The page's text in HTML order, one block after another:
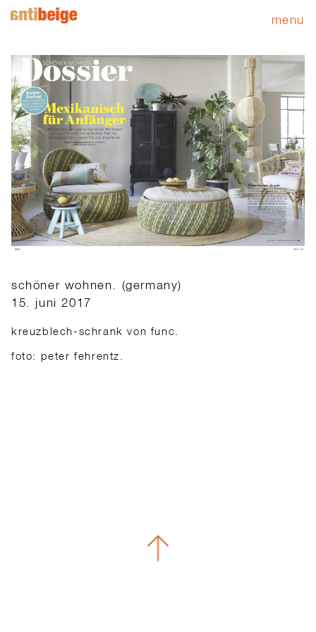
menu
schöner wohnen. (germany)
15. juni 2017
kreuzblech-schrank von func.
foto: peter fehrentz.